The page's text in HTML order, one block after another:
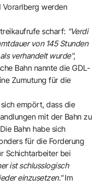
Vorarlberg werden
scharf: "Verdi
von 145 Stunden
verhandelt wurde",
Bahn nannte die GDL-
Zumutung für die
empört, dass die
mit der Bahn zu
Bahn habe sich
für die Forderung
Schichtarbeiter bei
ist schlusslogisch
einzusetzen."Im